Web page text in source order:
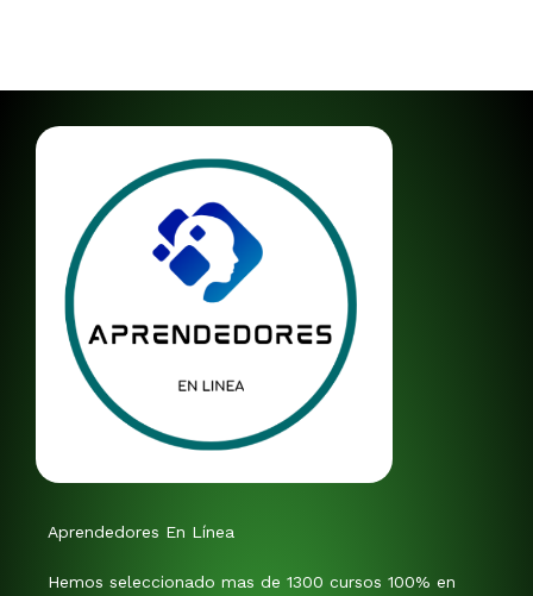
Aprendedores En Línea
Hemos seleccionado mas de 1300 cursos 100% en